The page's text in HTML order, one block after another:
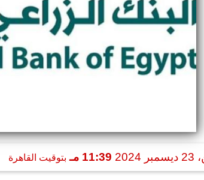
11:39 مـ بتوقيت القاهرة